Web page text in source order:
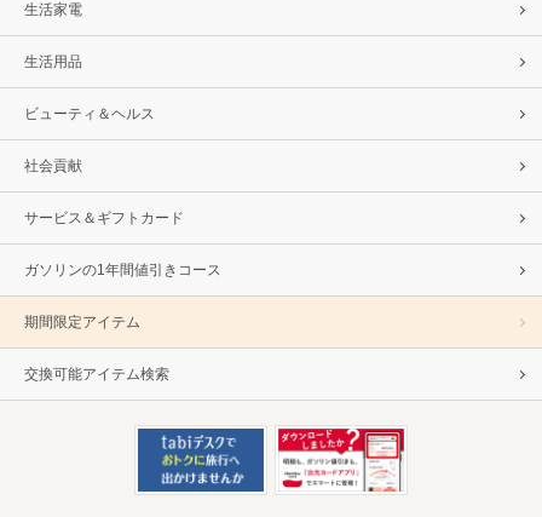
生活家電
生活用品
ビューティ＆ヘルス
社会貢献
サービス＆ギフトカード
ガソリンの1年間値引きコース
期間限定アイテム
交換可能アイテム検索